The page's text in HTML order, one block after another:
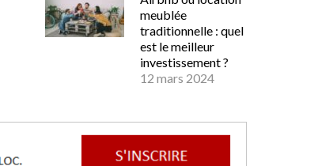
meublée
traditionnelle : quel
est le meilleur
investissement ?
12 mars 2024